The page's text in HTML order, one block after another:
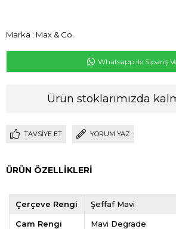
Marka : Max & Co.
Whatsapp ile Sipariş
Ürün stoklarımızda
TAVSIYE ET YORUM YAZ
ÜRÜN ÖZELLIKLERI
Çerçeve Rengi Şeffaf Mavi
Cam Rengi Mavi Degrade